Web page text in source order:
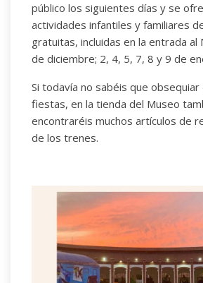
público los siguientes días y se
actividades infantiles y familiares
gratuitas, incluidas en la entrada al
de diciembre; 2, 4, 5, 7, 8 y 9 de
Si todavía no sabéis que
fiestas, en la tienda del Museo
encontraréis muchos artículos de
de los trenes.